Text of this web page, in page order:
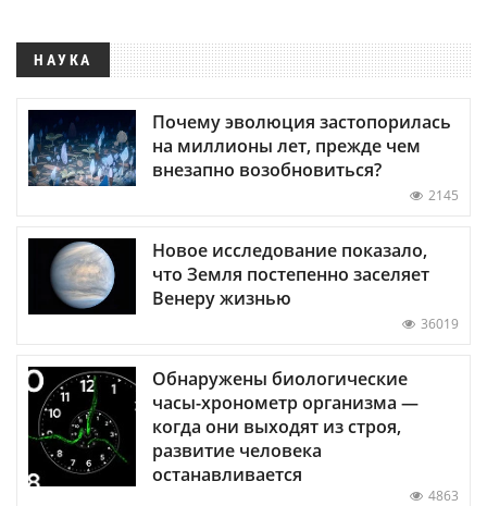
НАУКА
Почему эволюция застопорилась
на миллионы лет, прежде чем
внезапно возобновиться?
2145
Новое исследование показало,
что Земля постепенно заселяет
Венеру жизнью
36019
Обнаружены биологические
часы-хронометр организма —
когда они выходят из строя,
развитие человека
останавливается
4863